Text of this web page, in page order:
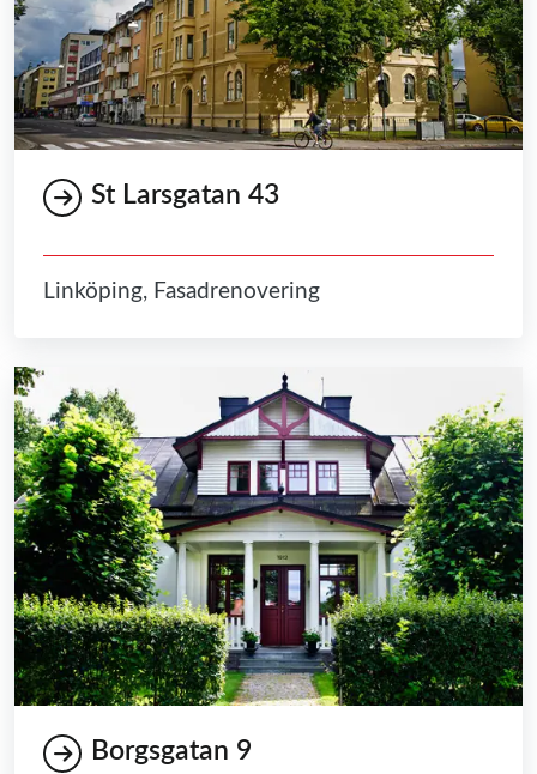
St Larsgatan 43
Linköping, Fasadrenovering
Borgsgatan 9